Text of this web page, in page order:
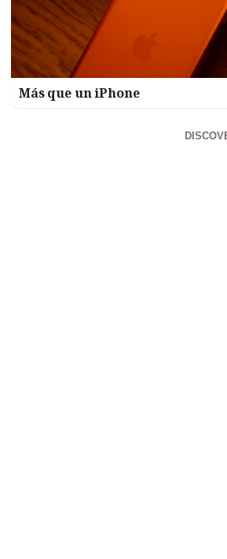
Más que un iPhone